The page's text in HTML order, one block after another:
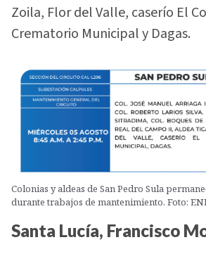
Zoila, Flor del Valle, caserío El
Crematorio Municipal y Dagas.
Colonias y aldeas de San Pedro Sula
durante trabajos de mantenimiento. Foto:
Santa Lucía, Francisco